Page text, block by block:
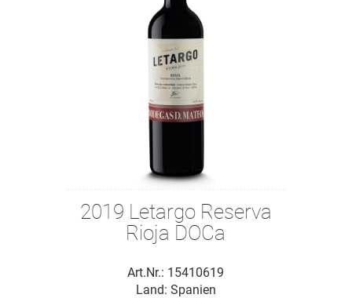
2019 Letargo Reserva
Rioja DOCa
Art.Nr.: 15410619
Land: Spanien